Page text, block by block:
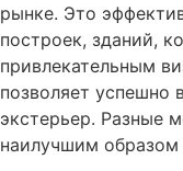
рынке. Это
построек, зданий,
привлекательным
позволяет успешно
экстерьер. Разные
наилучшим